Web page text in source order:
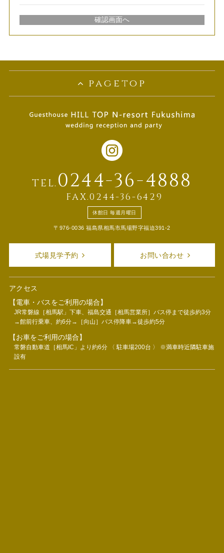
pagetop
TEL. 0244-36-4888
FAX.0244-36-6429
休館日 毎週月曜日
〒976-0036 福島県相馬市馬場野字福迫391-2
式場見学予約 お問い合わせ
アクセス
【電車・バスをご利用の場合】
JR常磐線［相馬駅」下車、福島交通［相馬営業所］バス停まで徒歩約3分
→館前行乗車、約6分→［向山］バス停降車→徒歩約5分
【お車をご利用の場合】
常磐自動車道［相馬IC」より約6分 〈 駐車場200台 〉 ※満車時近隣駐車施
設有